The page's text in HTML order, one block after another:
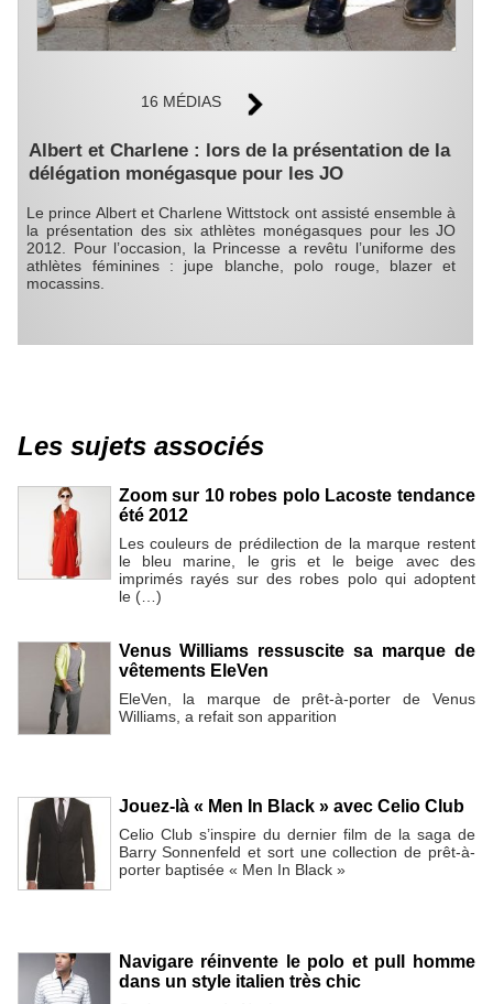
16 MÉDIAS
Albert et Charlene : lors de la présentation de la
délégation monégasque pour les JO
Le prince Albert et Charlene Wittstock ont assisté ensemble à
la présentation des six athlètes monégasques pour les JO
2012. Pour l’occasion, la Princesse a revêtu l’uniforme des
athlètes féminines : jupe blanche, polo rouge, blazer et
mocassins.
Les sujets associés
Zoom sur 10 robes polo Lacoste tendance
été 2012
Les couleurs de prédilection de la marque restent
le bleu marine, le gris et le beige avec des
imprimés rayés sur des robes polo qui adoptent
le (…)
Venus Williams ressuscite sa marque de
vêtements EleVen
EleVen, la marque de prêt-à-porter de Venus
Williams, a refait son apparition
Jouez-là « Men In Black » avec Celio Club
Celio Club s’inspire du dernier film de la saga de
Barry Sonnenfeld et sort une collection de prêt-à-
porter baptisée « Men In Black »
Navigare réinvente le polo et pull homme
dans un style italien très chic